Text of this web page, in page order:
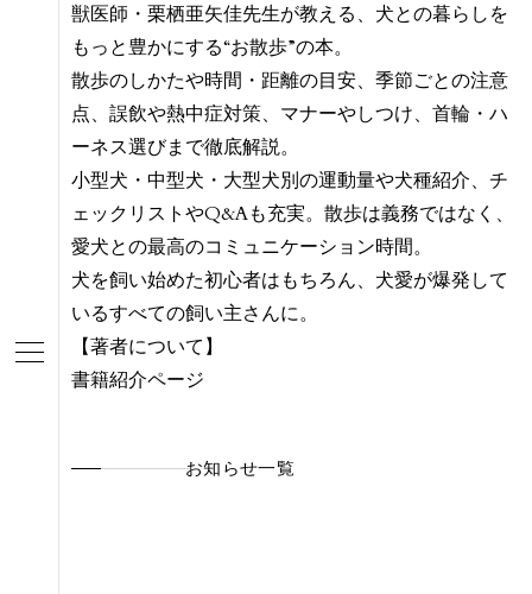
獣医師・栗栖亜矢佳先生が教える、犬との暮らしを
もっと豊かにする“お散歩”の本。
散歩のしかたや時間・距離の目安、季節ごとの注意
点、誤飲や熱中症対策、マナーやしつけ、首輪・ハ
ーネス選びまで徹底解説。
小型犬・中型犬・大型犬別の運動量や犬種紹介、チ
ェックリストやQ&Aも充実。散歩は義務ではなく、
愛犬との最高のコミュニケーション時間。
犬を飼い始めた初心者はもちろん、犬愛が爆発して
いるすべての飼い主さんに。
【著者について】
書籍紹介ページ
お知らせ一覧